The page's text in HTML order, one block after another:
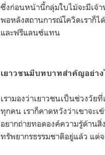
ซึ่งก่อนหน้านี้กลุ่มใบไม้จะมีเจ้
พอหลังสถานการณ์โควิดเราก็
และฟรีแลนซ์แทน
เยาวชนมีบทบาทสำคัญอย่า
เรามองว่าเยาวชนเป็นช่วงวัย
ทุกคน เราก็คาดหวังว่าเขาจะเ
อยากถ่ายทอดองค์ความรู้ด้าน
ทรัพยากรธรรมชาติอยู่แล้ว แต่